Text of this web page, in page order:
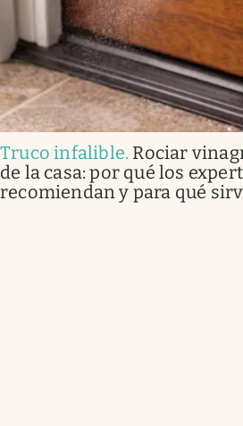
Truco infalible. Rociar
de la casa: por qué los
recomiendan y para qué